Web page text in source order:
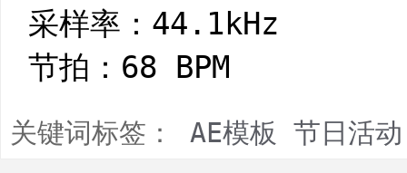
采样率：44.1kHz
节拍：68 BPM
关键词标签： AE模板 节日活动